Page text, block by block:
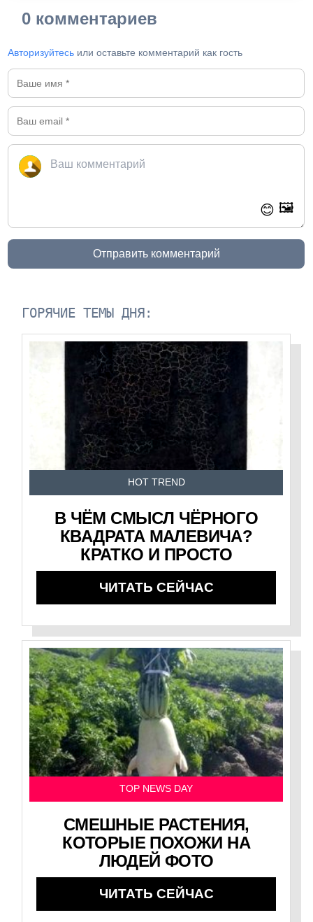
0 комментариев
Авторизуйтесь или оставьте комментарий как гость
😊 🖼️
Отправить комментарий
ГОРЯЧИЕ ТЕМЫ ДНЯ:
HOT TREND
В ЧЁМ СМЫСЛ ЧЁРНОГО
КВАДРАТА МАЛЕВИЧА?
КРАТКО И ПРОСТО
ЧИТАТЬ СЕЙЧАС
TOP NEWS DAY
СМЕШНЫЕ РАСТЕНИЯ,
КОТОРЫЕ ПОХОЖИ НА
ЛЮДЕЙ ФОТО
ЧИТАТЬ СЕЙЧАС